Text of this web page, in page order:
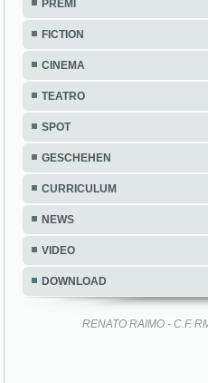
PREMI
FICTION
CINEMA
TEATRO
SPOT
GESCHEHEN
CURRICULUM
NEWS
VIDEO
DOWNLOAD
RENATO RAIMO - C.F.